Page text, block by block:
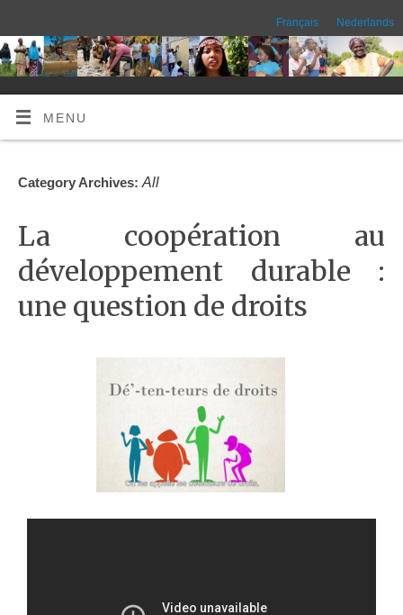
Français Nederlands
MENU
Category Archives:All
La coopération au
développement durable :
une question de droits